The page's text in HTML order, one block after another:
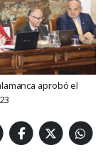
aprobó el